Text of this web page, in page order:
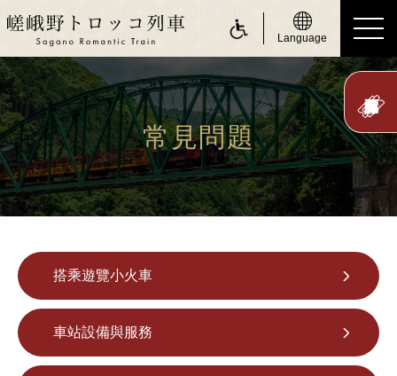
Language
ride a Sagano Romantic Train
搭乘遊覽小火車
行駛日
時刻表
票價、乘車券
座位
about Sagano Romantic Train
關於嵯峨野遊覽小火車
常見問題
搭乘遊覽小火車
車站設備與服務